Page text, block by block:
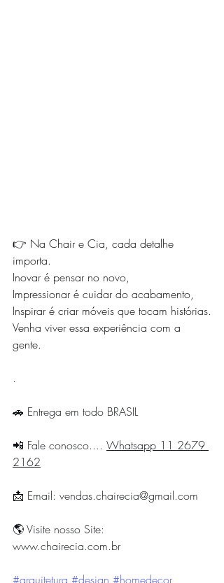
👉 Na Chair e Cia, cada detalhe
importa.
Inovar é pensar no novo,
Impressionar é cuidar do acabamento,
Inspirar é criar móveis que tocam histórias.
Venha viver essa experiência com a
gente.
.
🚗 Entrega em todo BRASIL
📲 Fale conosco.... Whatsapp 11 2679
2162
📩 Email: vendas.chairecia@gmail.com
🌎 Visite nosso Site:
www.chairecia.com.br
#arquitetura #design #homedecor